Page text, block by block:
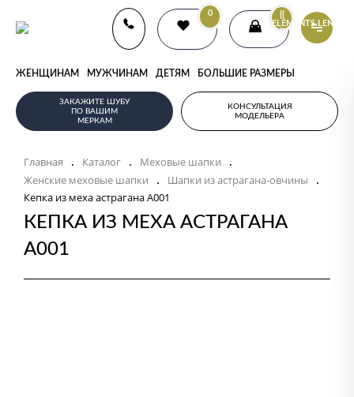
0
{{
ELEMENTS.LENGTH
}}
ЖЕНЩИНАМ МУЖЧИНАМ ДЕТЯМ БОЛЬШИЕ РАЗМЕРЫ
ЗАКАЖИТЕ ШУБУ
ПО ВАШИМ
МЕРКАМ
КОНСУЛЬТАЦИЯ
МОДЕЛЬЕРА
Главная . Каталог . Меховые шапки .
Женские меховые шапки . Шапки из астрагана-овчины .
Кепка из меха астрагана А001
КЕПКА ИЗ МЕХА АСТРАГАНА
А001